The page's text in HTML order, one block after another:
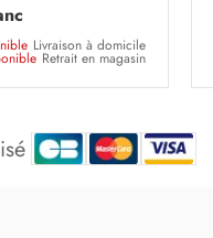
Livraison à domicile
Retrait en magasin